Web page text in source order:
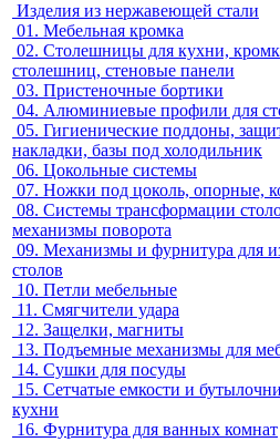
Изделия из нержавеющей стали
01. Мебельная кромка
02. Столешницы для кухни,
столешниц, стеновые панели
03. Пристеночные бортики
04. Алюминиевые профили для
05. Гигиенические поддоны,
накладки, базы под холодильник
06. Цокольные системы
07. Ножки под цоколь, опорные,
08. Системы трансформации
механизмы поворота
09. Механизмы и фурнитура для
столов
10. Петли мебельные
11. Смягчители удара
12. Защелки, магниты
13. Подъемные механизмы для
14. Сушки для посуды
15. Сетчатые емкости и
кухни
16. Фурнитура для ванных комнат